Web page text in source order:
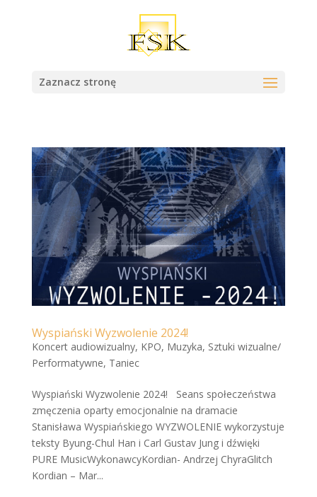
Zaznacz stronę
Wyspiański Wyzwolenie 2024!
Koncert audiowizualny, KPO, Muzyka, Sztuki wizualne/
Performatywne, Taniec
Wyspiański Wyzwolenie 2024! Seans społeczeństwa
zmęczenia oparty emocjonalnie na dramacie
Stanisława Wyspiańskiego WYZWOLENIE wykorzystuje
teksty Byung-Chul Han i Carl Gustav Jung i dźwięki
PURE MusicWykonawcyKordian- Andrzej ChyraGlitch
Kordian – Mar...